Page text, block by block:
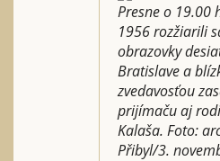
Presne o 19.00
1956 rozžiarili
obrazovky
Bratislave a
zvedavosťou
prijímaču aj
Kalaša. Foto:
Přibyl/3.